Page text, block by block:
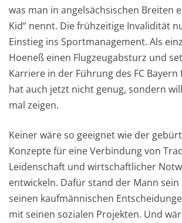
was man in angelsächsischen Breiten
Kid“ nennt. Die frühzeitige Invalidität
Einstieg ins Sportmanagement. Als
Hoeneß einen Flugzeugabsturz und
Karriere in der Führung des FC
hat auch jetzt nicht genug, sondern
mal zeigen.
Keiner wäre so geeignet wie der
Konzepte für eine Verbindung von
Leidenschaft und wirtschaftlicher
entwickeln. Dafür stand der Mann sein
seinen kaufmännischen
mit seinen sozialen Projekten. Und